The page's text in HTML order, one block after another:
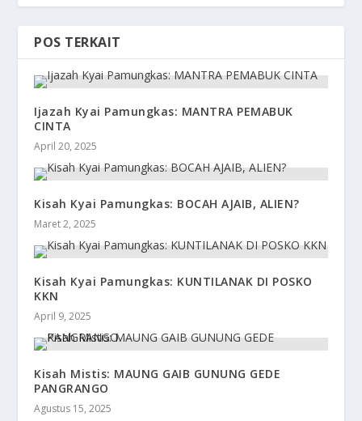
POS TERKAIT
Ijazah Kyai Pamungkas: MANTRA PEMABUK
CINTA
April 20, 2025
Kisah Kyai Pamungkas: BOCAH AJAIB, ALIEN?
Maret 2, 2025
Kisah Kyai Pamungkas: KUNTILANAK DI POSKO
KKN
April 9, 2025
Kisah Mistis: MAUNG GAIB GUNUNG GEDE
PANGRANGO
Agustus 15, 2025